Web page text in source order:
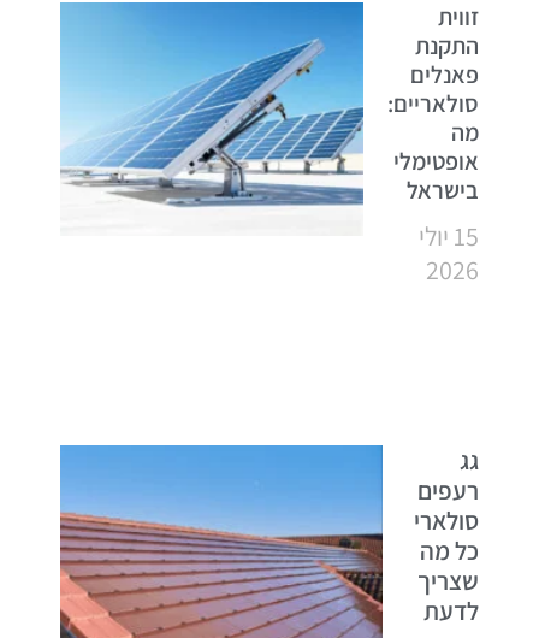
זווית
התקנת
פאנלים
סולאריים:
מה
אופטימלי
בישראל
15 יולי
2026
גג
רעפים
סולארי
כל מה
שצריך
לדעת